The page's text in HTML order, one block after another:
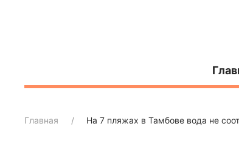
Главная На 7 пляжах в Тамбове вода не